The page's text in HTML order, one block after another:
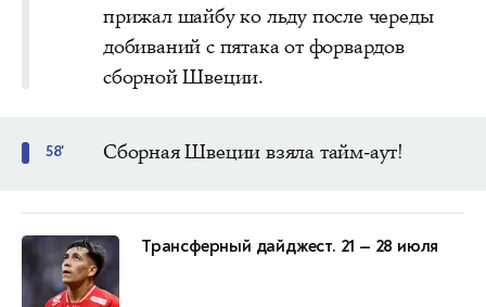
прижал шайбу ко льду после череды
добиваний с пятака от форвардов
сборной Швеции.
58' Сборная Швеции взяла тайм-аут!
Трансферный дайджест. 21 — 28 июля